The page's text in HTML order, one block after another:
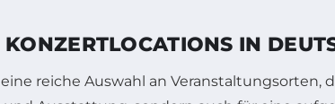
KONZERTLOCATIONS IN
reiche Auswahl an Veranstaltungsorten,